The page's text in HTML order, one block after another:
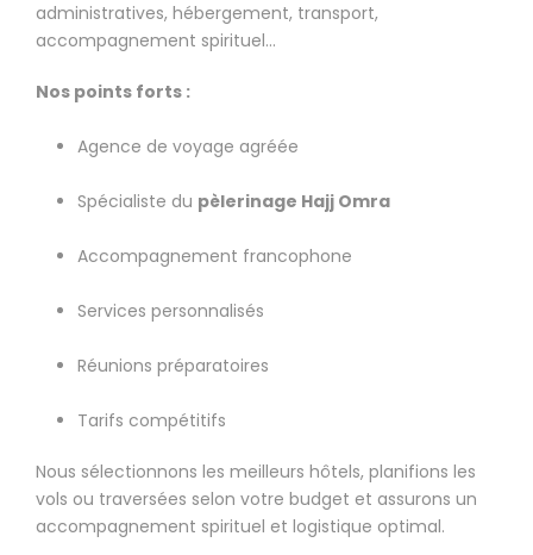
administratives, hébergement, transport,
accompagnement spirituel…
Nos points forts :
Agence de voyage agréée
Spécialiste du pèlerinage Hajj Omra
Accompagnement francophone
Services personnalisés
Réunions préparatoires
Tarifs compétitifs
Nous sélectionnons les meilleurs hôtels, planifions les
vols ou traversées selon votre budget et assurons un
accompagnement spirituel et logistique optimal.